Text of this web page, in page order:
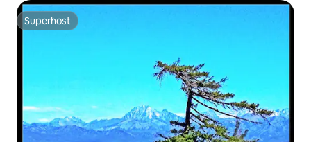
Superhost
Superhost